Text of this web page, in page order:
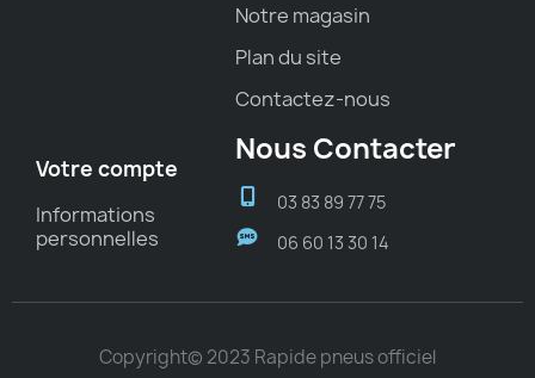
Notre magasin
Plan du site
Contactez-nous
Votre compte
Informations
personnelles
Nous Contacter
03 83 89 77 75
06 60 13 30 14
Copyright© 2023 Rapide pneus officiel